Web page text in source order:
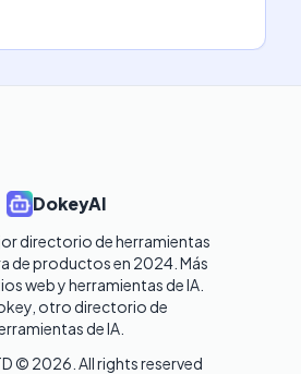
DokeyAI
directorio de herramientas
de productos en 2024. Más
web y herramientas de IA.
otro directorio de
de IA.
© 2026 . All rights reserved